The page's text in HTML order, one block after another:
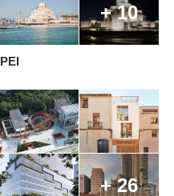
+ 10
PEI
+ 26